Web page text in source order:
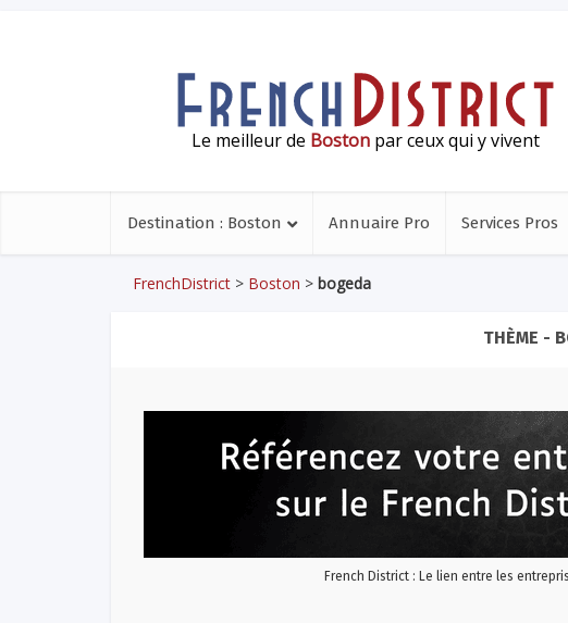
Le meilleur de Boston par ceux qui y vivent
Destination : Boston Annuaire Pro Services Pros
FrenchDistrict > Boston > bogeda
THÈME -
French District : Le lien entre les